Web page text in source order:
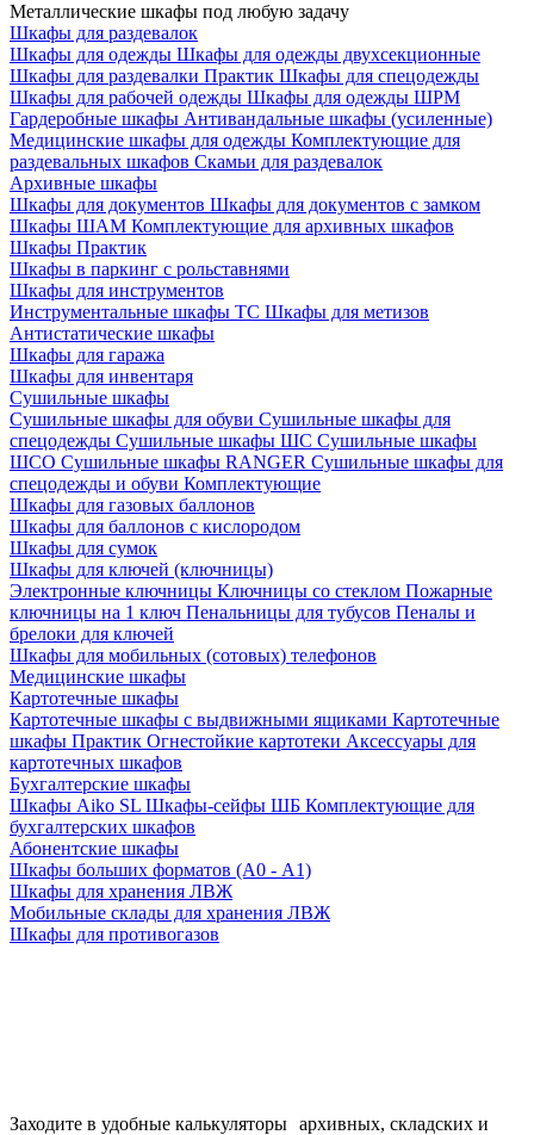
Металлические шкафы под любую задачу
Шкафы для раздевалок
Шкафы для одежды Шкафы для одежды двухсекционные
Шкафы для раздевалки Практик Шкафы для спецодежды
Шкафы для рабочей одежды Шкафы для одежды ШРМ
Гардеробные шкафы Антивандальные шкафы (усиленные)
Медицинские шкафы для одежды Комплектующие для
раздевальных шкафов Скамьи для раздевалок
Архивные шкафы
Шкафы для документов Шкафы для документов с замком
Шкафы ШАМ Комплектующие для архивных шкафов
Шкафы Практик
Шкафы в паркинг с рольставнями
Шкафы для инструментов
Инструментальные шкафы TC Шкафы для метизов
Антистатические шкафы
Шкафы для гаража
Шкафы для инвентаря
Сушильные шкафы
Сушильные шкафы для обуви Сушильные шкафы для
спецодежды Сушильные шкафы ШС Сушильные шкафы
ШСО Сушильные шкафы RANGER Сушильные шкафы для
спецодежды и обуви Комплектующие
Шкафы для газовых баллонов
Шкафы для баллонов с кислородом
Шкафы для сумок
Шкафы для ключей (ключницы)
Электронные ключницы Ключницы со стеклом Пожарные
ключницы на 1 ключ Пенальницы для тубусов Пеналы и
брелоки для ключей
Шкафы для мобильных (сотовых) телефонов
Медицинские шкафы
Картотечные шкафы
Картотечные шкафы с выдвижными ящиками Картотечные
шкафы Практик Огнестойкие картотеки Аксессуары для
картотечных шкафов
Бухгалтерские шкафы
Шкафы Aiko SL Шкафы-сейфы ШБ Комплектующие для
бухгалтерских шкафов
Абонентские шкафы
Шкафы больших форматов (А0 - А1)
Шкафы для хранения ЛВЖ
Мобильные склады для хранения ЛВЖ
Шкафы для противогазов
Заходите в удобные калькуляторы архивных, складских и